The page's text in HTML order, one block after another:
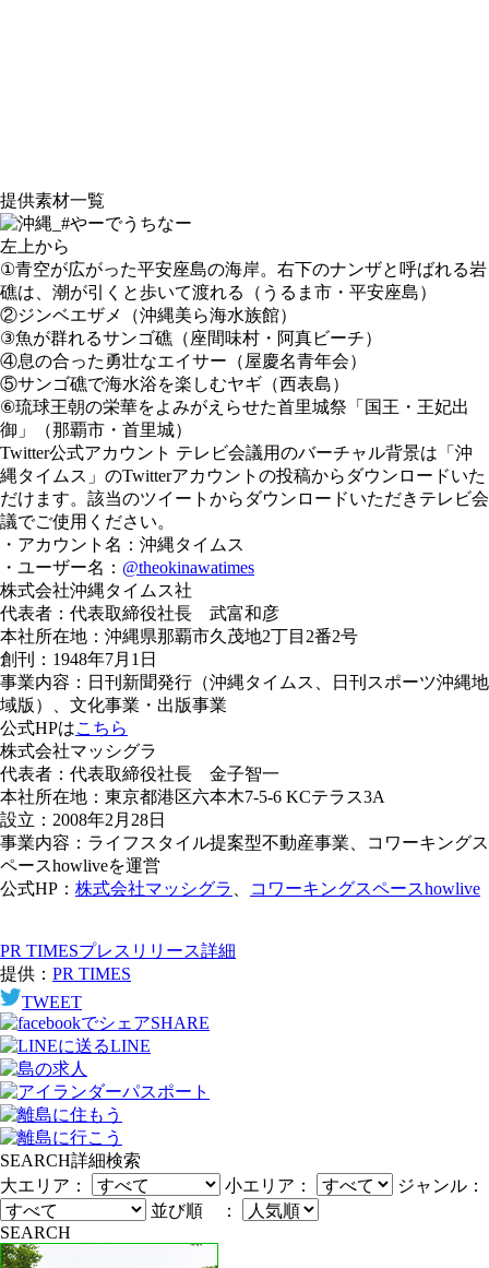
提供素材一覧
左上から
①青空が広がった平安座島の海岸。右下のナンザと呼ばれる岩
礁は、潮が引くと歩いて渡れる（うるま市・平安座島）
②ジンベエザメ（沖縄美ら海水族館）
③魚が群れるサンゴ礁（座間味村・阿真ビーチ）
④息の合った勇壮なエイサー（屋慶名青年会）
⑤サンゴ礁で海水浴を楽しむヤギ（西表島）
⑥琉球王朝の栄華をよみがえらせた首里城祭「国王・王妃出
御」（那覇市・首里城）
Twitter公式アカウント テレビ会議用のバーチャル背景は「沖
縄タイムス」のTwitterアカウントの投稿からダウンロードいた
だけます。該当のツイートからダウンロードいただきテレビ会
議でご使用ください。
・アカウント名：沖縄タイムス
・ユーザー名： @theokinawatimes
株式会社沖縄タイムス社
代表者：代表取締役社長 武富和彦
本社所在地：沖縄県那覇市久茂地2丁目2番2号
創刊：1948年7月1日
事業内容：日刊新聞発行（沖縄タイムス、日刊スポーツ沖縄地
域版）、文化事業・出版事業
公式HPはこちら
株式会社マッシグラ
代表者：代表取締役社長 金子智一
本社所在地：東京都港区六本木7-5-6 KCテラス3A
設立：2008年2月28日
事業内容：ライフスタイル提案型不動産事業、コワーキングス
ペースhowliveを運営
公式HP： 株式会社マッシグラ コワーキングスペースhowlive
PR TIMESプレスリリース詳細
提供： PR TIMES
TWEET
SHARE
LINE
SEARCH詳細検索
大エリア：
小エリア：
ジャンル：
並び順 ：
SEARCH